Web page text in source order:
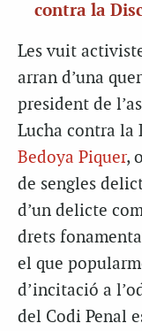
contra la
Les vuit
arran d’una
president de
Lucha contra la
Bedoya Piquer,
de sengles
d’un delicte
drets
el que
d’incitació a
del Codi Penal